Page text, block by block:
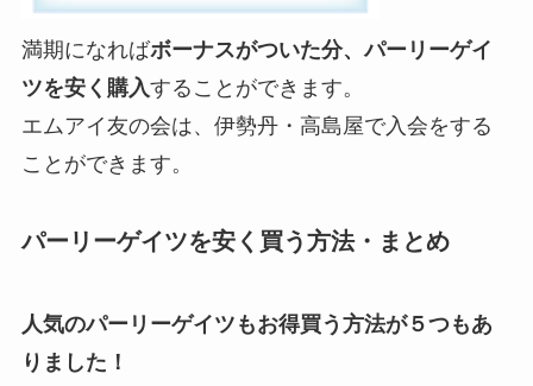
満期になればボーナスがついた分、パーリーゲイ
ツを安く購入することができます。
エムアイ友の会は、伊勢丹・高島屋で入会をする
ことができます。
パーリーゲイツを安く買う方法・まとめ
人気のパーリーゲイツもお得買う方法が５つもあ
りました！